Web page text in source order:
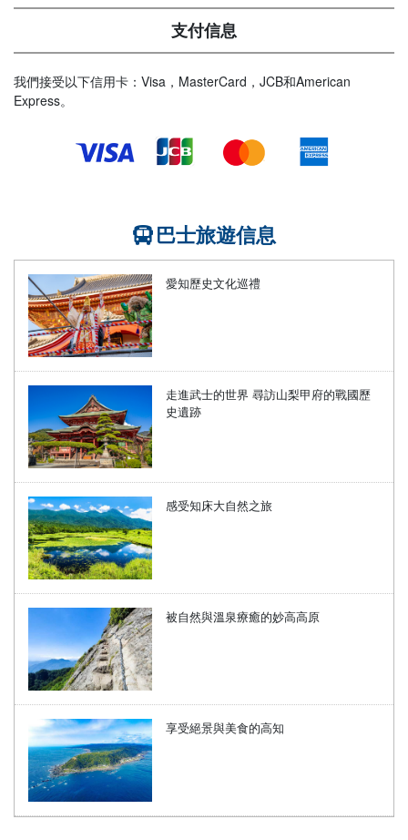
支付信息
我們接受以下信用卡：Visa，MasterCard，JCB和American
Express。
巴士旅遊信息
愛知歷史文化巡禮
走進武士的世界 尋訪山梨甲府的戰國歷
史遺跡
感受知床大自然之旅
被自然與溫泉療癒的妙高高原
享受絕景與美食的高知